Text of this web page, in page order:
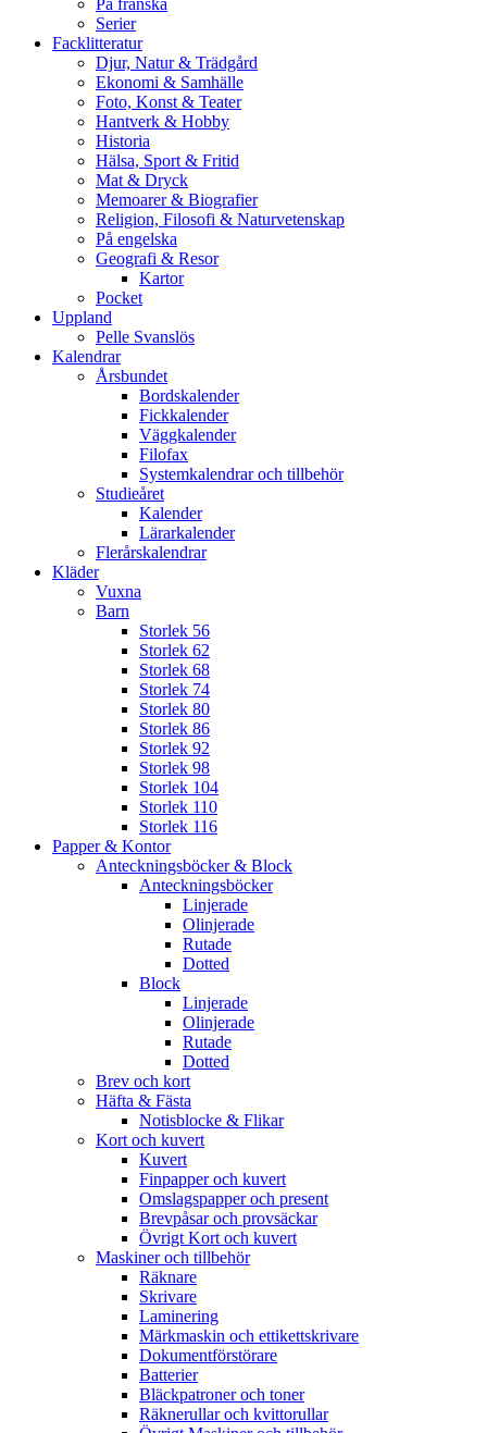
På franska
Serier
Facklitteratur
Djur, Natur & Trädgård
Ekonomi & Samhälle
Foto, Konst & Teater
Hantverk & Hobby
Historia
Hälsa, Sport & Fritid
Mat & Dryck
Memoarer & Biografier
Religion, Filosofi & Naturvetenskap
På engelska
Geografi & Resor
Kartor
Pocket
Uppland
Pelle Svanslös
Kalendrar
Årsbundet
Bordskalender
Fickkalender
Väggkalender
Filofax
Systemkalendrar och tillbehör
Studieåret
Kalender
Lärarkalender
Flerårskalendrar
Kläder
Vuxna
Barn
Storlek 56
Storlek 62
Storlek 68
Storlek 74
Storlek 80
Storlek 86
Storlek 92
Storlek 98
Storlek 104
Storlek 110
Storlek 116
Papper & Kontor
Anteckningsböcker & Block
Anteckningsböcker
Linjerade
Olinjerade
Rutade
Dotted
Block
Linjerade
Olinjerade
Rutade
Dotted
Brev och kort
Häfta & Fästa
Notisblocke & Flikar
Kort och kuvert
Kuvert
Finpapper och kuvert
Omslagspapper och present
Brevpåsar och provsäckar
Övrigt Kort och kuvert
Maskiner och tillbehör
Räknare
Skrivare
Laminering
Märkmaskin och ettikettskrivare
Dokumentförstörare
Batterier
Bläckpatroner och toner
Räknerullar och kvittorullar